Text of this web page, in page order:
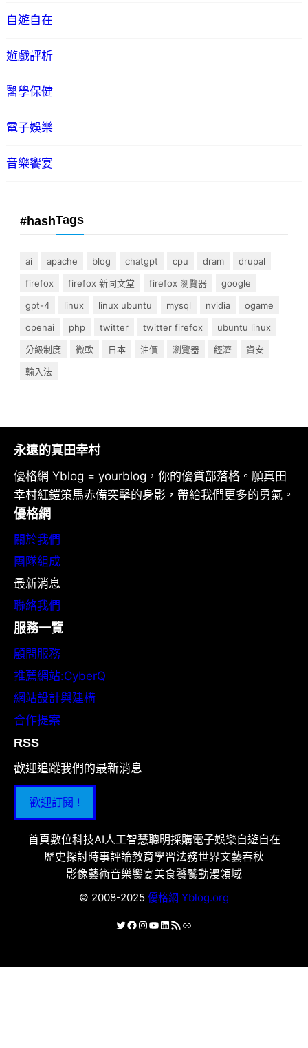
自遊自在
遊戲評析
醫學保健
電子娛樂
音樂饗宴
#hashTags
ai apache blog chatgpt cpu dram
drupal
firefox
firefox 新同文堂 firefox 瀏覽器
google
gpt-4
linux linux ubuntu mysql nvidia
ogame
openai
php twitter twitter firefox
ubuntu linux
分級制度
微軟 日本 油價 瀏覽器 經濟
資安
輸入法
永遠的真田幸村
優格網 Yblog = yourblog，你的優質部落格。願真田
幸村紅鎧策馬赤備突擊的身影，帶給我們更多的勇氣。
優格網
關於我們
團隊組成
最新消息
聯絡我們
服務一覽
顧問服務
推薦網站:CyberQ
網站設計與建構
合作提案
RSS
歡迎追蹤我們的最新消息
歡迎訂閱 !
首頁數位科技AI人工智慧聰明採購電子娛樂自遊自在
歷史探討時事評論教育學習法務世界文藝春秋
影像藝術音樂饗宴美食饕餮動漫領域
© 2008-2025 優格網 Yblog.org
X Facebook
Instagram
YouTube
LinkedIn
RSS 資訊提供連結